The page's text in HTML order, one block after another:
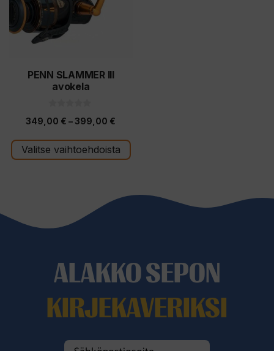
PENN SLAMMER III
avokela
5
s
t
ä
349,00 € – 399,00 €
-
Valitse vaihtoehdoista
muunnelma.
Voit
tehdä
tuotteen
ALAKKO SEPON
KIRJEKAVERIKSI